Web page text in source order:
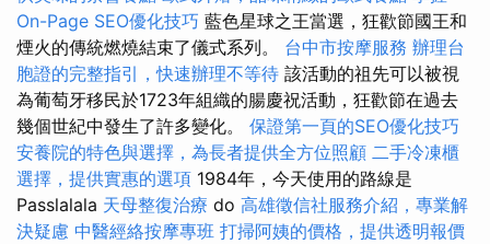
On-Page SEO優化技巧 藍色星球之王當選，狂歡節國王和
煙火的傳統燃燒結束了儀式系列。 台中市按摩服務 辦理台
胞證的完整指引，快速辦理不等待 該活動的祖先可以被視
為葡萄牙移民於1723年組織的腸慶祝活動，狂歡節在過去
幾個世紀中發生了許多變化。 保證第一頁的SEO優化技巧
安養院的特色與選擇，為長者提供全方位照顧 二手冷凍櫃
選擇，提供實惠的選項 1984年，今天使用的路線是
Passlalala 天母整復治療 do 高雄徵信社服務介紹，專業解
決疑慮 中醫經絡按摩專班 打掃阿姨的價格，提供透明報價